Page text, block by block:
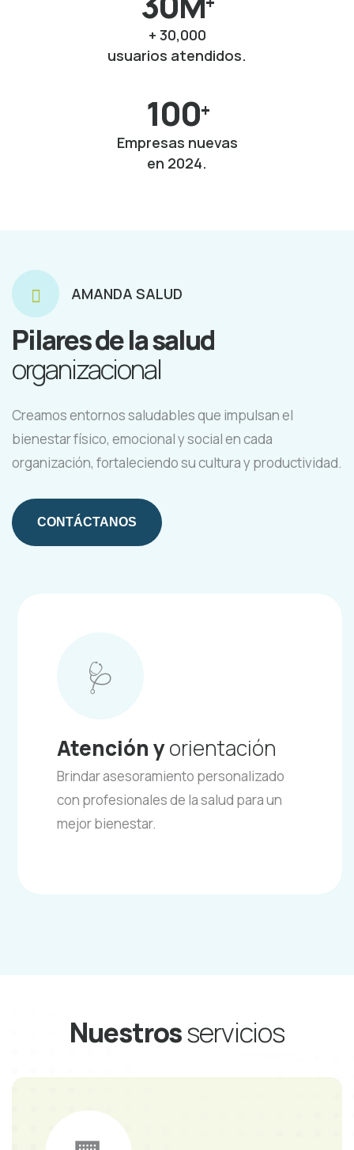
+ 30,000
usuarios atendidos.
100+
Empresas nuevas
en 2024.
AMANDA SALUD
Pilares de la salud
organizacional
Creamos entornos saludables que impulsan el
bienestar físico, emocional y social en cada
organización, fortaleciendo su cultura y productividad.
CONTÁCTANOS
🩺
Atención yorientación
Brindar asesoramiento personalizado
con profesionales de la salud para un
mejor bienestar.
Nuestrosservicios